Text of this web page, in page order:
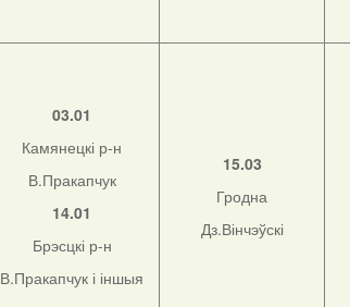
03.01
Камянецкі р-н
В.Пракапчук
14.01
Брэсцкі р-н
В.Пракапчук і іншыя
15.03
Гродна
Дз.Вінчэўскі